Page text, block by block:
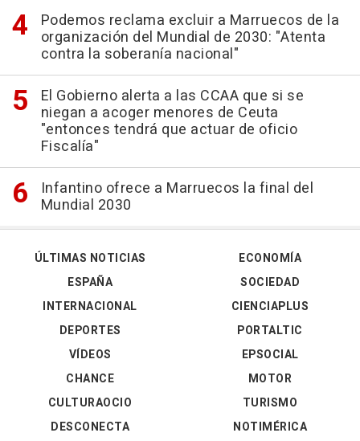
Podemos reclama excluir a Marruecos de la
organización del Mundial de 2030: "Atenta
contra la soberanía nacional"
El Gobierno alerta a las CCAA que si se
niegan a acoger menores de Ceuta
"entonces tendrá que actuar de oficio
Fiscalía"
Infantino ofrece a Marruecos la final del
Mundial 2030
ÚLTIMAS NOTICIAS
ESPAÑA
INTERNACIONAL
DEPORTES
VÍDEOS
ECONOMÍA
SOCIEDAD
CIENCIAPLUS
PORTALTIC
EPSOCIAL
CHANCE
CULTURAOCIO
DESCONECTA
MOTOR
TURISMO
NOTIMÉRICA